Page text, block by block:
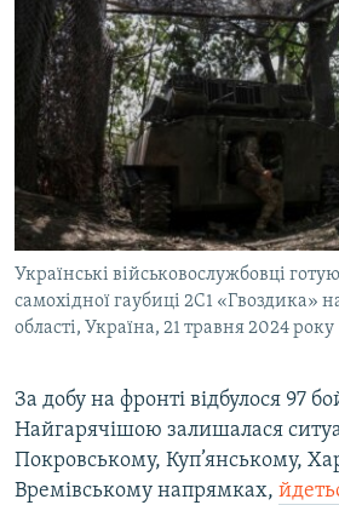
МУЛЬТИМЕДІА
ФОТО
СПЕЦПРОЄКТИ
ПОДКАСТИ
КРИМ РЕАЛІЇ
РУС
УКР
ДОЛУЧАЙСЯ!
Українські військовослужбовці
самохідної гаубиці 2С1 «Гвоздика»
області, Україна, 21 травня 2024 року
За добу на фронті відбулося 97
Найгарячішою залишалася
Покровському, Куп’янському,
Времівському напрямках,